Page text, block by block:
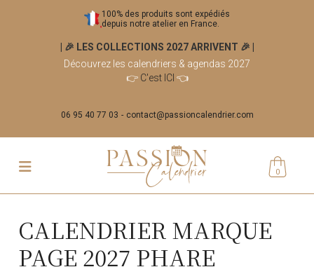
100% des produits sont expédiés
depuis notre atelier en France.
| 🎉 LES COLLECTIONS 2027 ARRIVENT 🎉
Découvrez les calendriers & agendas 2027
👉 C'est ICI 👈
06 95 40 77 03 contact@passioncalendrier.com
0
CALENDRIER MARQUE
PAGE 2027 PHARE